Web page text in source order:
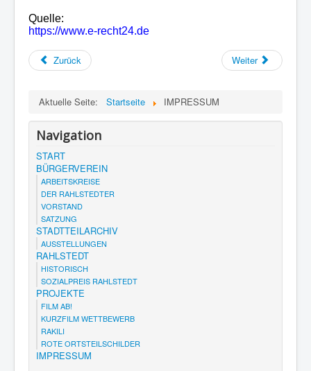
Quelle:
https://www.e-recht24.de
Zurück Weiter
Aktuelle Seite: Startseite IMPRESSUM
Navigation
START
BÜRGERVEREIN
ARBEITSKREISE
DER RAHLSTEDTER
VORSTAND
SATZUNG
STADTTEILARCHIV
AUSSTELLUNGEN
RAHLSTEDT
HISTORISCH
SOZIALPREIS RAHLSTEDT
PROJEKTE
FILM AB!
KURZFILM WETTBEWERB
RAKILI
ROTE ORTSTEILSCHILDER
IMPRESSUM